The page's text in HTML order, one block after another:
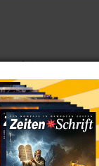
+++
+++